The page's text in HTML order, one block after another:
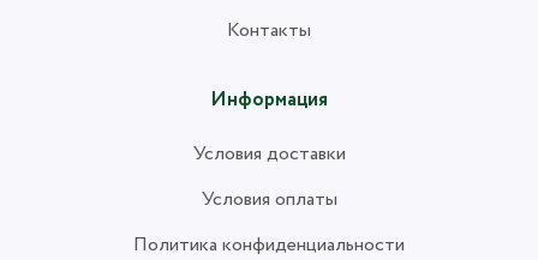
Контакты
Информация
Условия доставки
Условия оплаты
Политика конфиденциальности